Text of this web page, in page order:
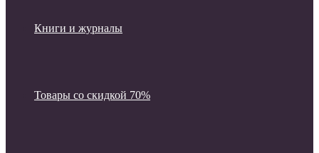
Книги и журналы
Товары со скидкой 70%